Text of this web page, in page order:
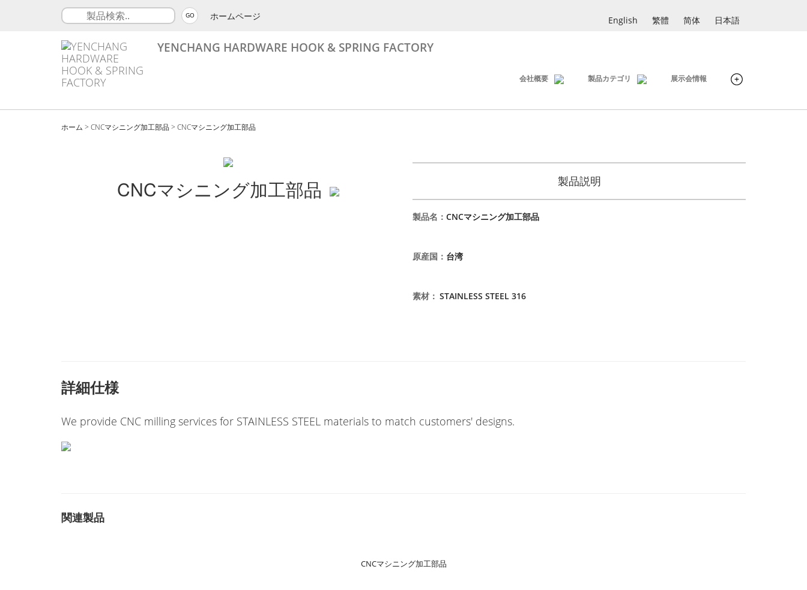
GO ホームページ English 繁體 简体 日本語
YENCHANG HARDWARE HOOK & SPRING FACTORY
会社概要 製品カテゴリ 展示会情報
ホーム > CNCマシニング加工部品> CNCマシニング加工部品
CNCマシニング加工部品 製品説明
製品名 ： CNCマシニング加工部品
原産国 ： 台湾
素材 ： STAINLESS STEEL 316
詳細仕様
We provide CNC milling services for STAINLESS STEEL materials to match customers' designs.
関連製品
CNCマシニング加工部品